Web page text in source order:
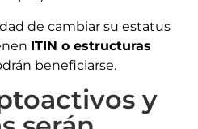
de cambiar su estatus
ITIN o estructuras
beneficiarse.
y